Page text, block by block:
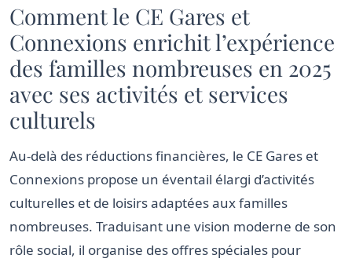
Comment le CE Gares et
Connexions enrichit l’expérience
des familles nombreuses en 2025
avec ses activités et services
culturels
Au-delà des réductions financières, le CE Gares et
Connexions propose un éventail élargi d’activités
culturelles et de loisirs adaptées aux familles
nombreuses. Traduisant une vision moderne de son
rôle social, il organise des offres spéciales pour